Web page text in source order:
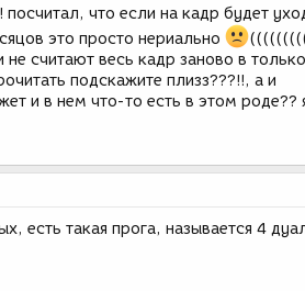
что если на кадр будет
это просто нериально
считают весь кадр заново в только
подскажите плизз???!!, а и
и в нем что-то есть в этом роде??
есть такая прога, называется 4